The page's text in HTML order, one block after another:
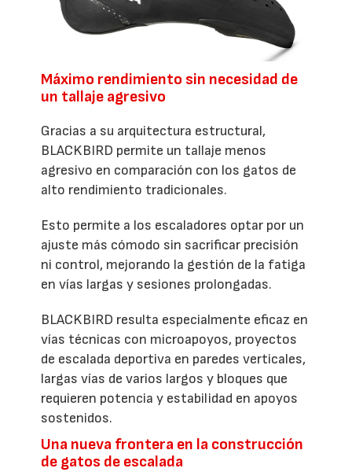
Máximo rendimiento sin necesidad de
un tallaje agresivo
Gracias a su arquitectura estructural,
BLACKBIRD permite un tallaje menos
agresivo en comparación con los gatos de
alto rendimiento tradicionales.
Esto permite a los escaladores optar por un
ajuste más cómodo sin sacrificar precisión
ni control, mejorando la gestión de la fatiga
en vías largas y sesiones prolongadas.
BLACKBIRD resulta especialmente eficaz en
vías técnicas con microapoyos, proyectos
de escalada deportiva en paredes verticales,
largas vías de varios largos y bloques que
requieren potencia y estabilidad en apoyos
sostenidos.
Una nueva frontera en la construcción
de gatos de escalada